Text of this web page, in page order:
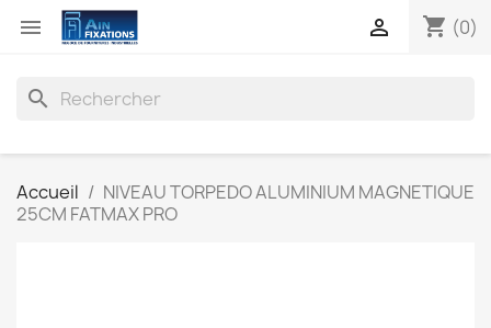
 shopping_cart (0)

search
Accueil
NIVEAU TORPEDO ALUMINIUM MAGNETIQUE
25CM FATMAX PRO